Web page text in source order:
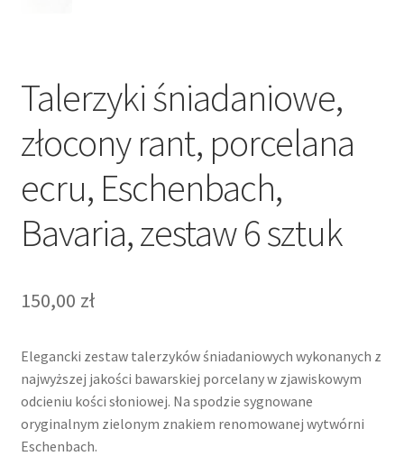
Talerzyki śniadaniowe,
złocony rant, porcelana
ecru, Eschenbach,
Bavaria, zestaw 6 sztuk
150,00 zł
Elegancki zestaw talerzyków śniadaniowych wykonanych z
najwyższej jakości bawarskiej porcelany w zjawiskowym
odcieniu kości słoniowej. Na spodzie sygnowane
oryginalnym zielonym znakiem renomowanej wytwórni
Eschenbach.